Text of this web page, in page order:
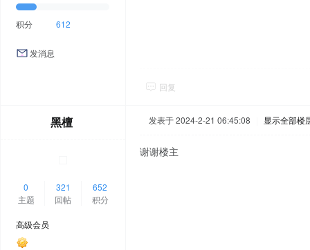
积分 612
发消息
回复
黑檀
0
主题
321
回帖
652
积分
高级会员
发表于 2024-2-21 06:45:08 显示全部楼
谢谢楼主